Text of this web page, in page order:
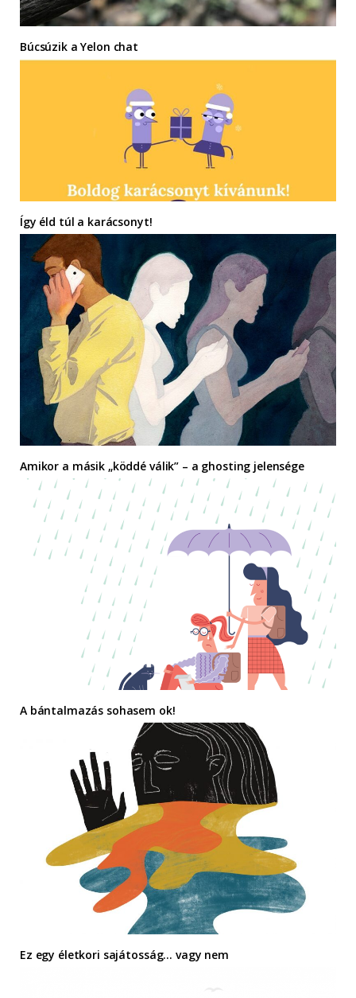
Búcsúzik a Yelon chat
Így éld túl a karácsonyt!
Amikor a másik „köddé válik” – a ghosting jelensége
A bántalmazás sohasem ok!
Ez egy életkori sajátosság… vagy nem